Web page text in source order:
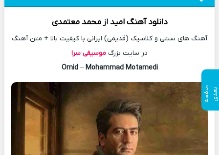
دانلود آهنگ امید ازمحمد معتمدی
آهنگ های سنتی و کلاسیک (قدیمی) ایرانی با کیفیت بالا + متن آهنگ
در سایت بزرگ موسیقی سرا
Omid– Mohammad Motamedi
ص
ف
ح
ه ب ع
د ی